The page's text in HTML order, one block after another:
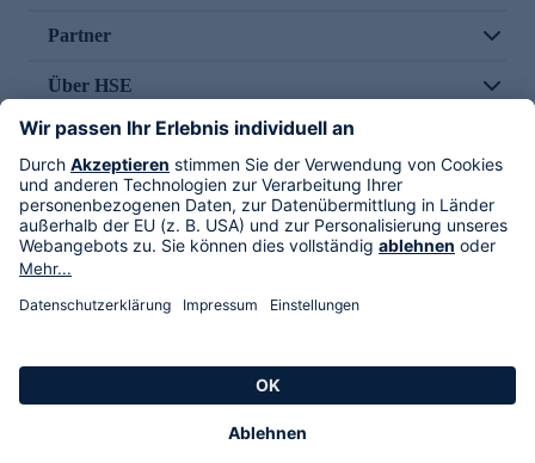
Partner
Über HSE
Im TV
HSE International